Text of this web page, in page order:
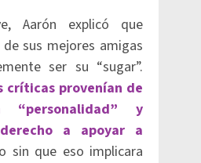
Aarón explicó que
sus mejores amigas
ser su “sugar”.
críticas provenían de
“personalidad” y
a apoyar a
sin que eso implicara